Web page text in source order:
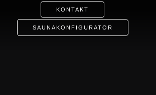
KONTAKT
SAUNAKONFIGURATOR